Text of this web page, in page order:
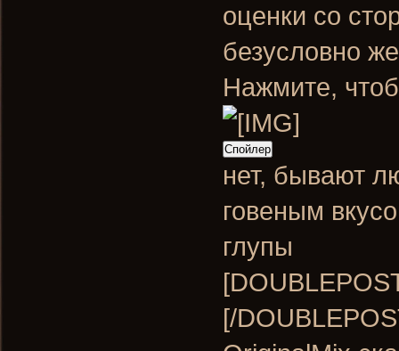
оценки со
безусловно
Нажмите,
Спойлер
нет, бывают
говеным
глупы
[/